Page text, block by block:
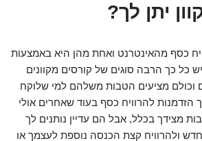
יתן לך?
כסף מהאינטרנט ואחת מהן היא באמצעות
יש כל כך הרבה סוגים של קורסים מקוונים
וכולם מציעים הטבות משלהם למי שלוקח
להרוויח כסף בעוד שאחרים אולי
מצידך בכלל, אבל הם עדיין נותנים לך
ולהרוויח קצת הכנסה נוספת לעצמך או